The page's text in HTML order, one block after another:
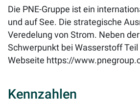
Die PNE-Gruppe ist ein
und auf See. Die strategische
Veredelung von Strom. Neben
Schwerpunkt bei Wasserstoff
Webseite https://
Kennzahlen